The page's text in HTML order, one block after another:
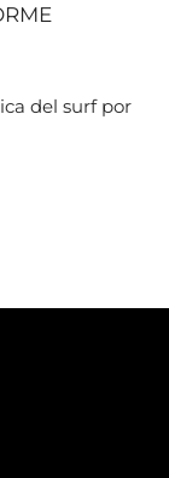
del surf por